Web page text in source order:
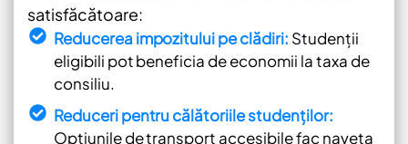
satisfăcătoare:
Reducerea impozitului pe clădiri: Studenții
eligibili pot beneficia de economii la taxa de
consiliu.
Reduceri pentru călătoriile studenților:
Opțiunile de transport accesibile fac naveta